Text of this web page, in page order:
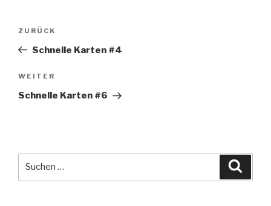
Beitragsnavigation
Vorheriger
Beitrag
ZURÜCK
Schnelle Karten #4
Nächster
Beitrag
WEITER
Schnelle Karten #6